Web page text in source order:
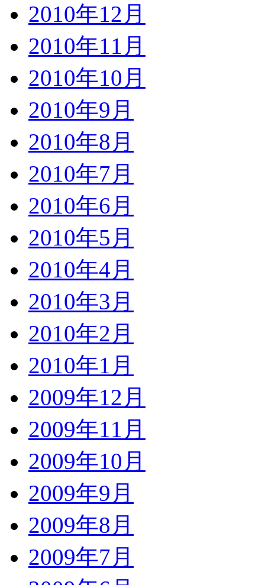
2010年12月
2010年11月
2010年10月
2010年9月
2010年8月
2010年7月
2010年6月
2010年5月
2010年4月
2010年3月
2010年2月
2010年1月
2009年12月
2009年11月
2009年10月
2009年9月
2009年8月
2009年7月